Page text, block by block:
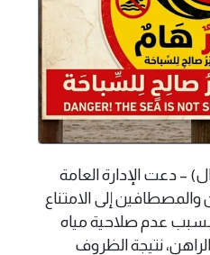
16 يونيو 2026 (وال) – دعت الإدارة العامة
إلى الامتناع
بسبب عدم صلاحية مياه
نتيجة الظروف